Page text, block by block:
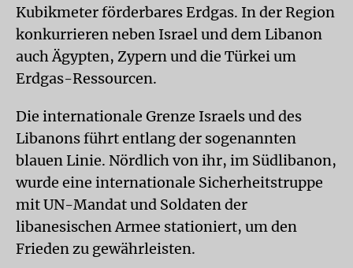
Kubikmeter förderbares Erdgas. In der Region
konkurrieren neben Israel und dem Libanon
auch Ägypten, Zypern und die Türkei um
Erdgas-Ressourcen.
Die internationale Grenze Israels und des
Libanons führt entlang der sogenannten
blauen Linie. Nördlich von ihr, im Südlibanon,
wurde eine internationale Sicherheitstruppe
mit UN-Mandat und Soldaten der
libanesischen Armee stationiert, um den
Frieden zu gewährleisten.